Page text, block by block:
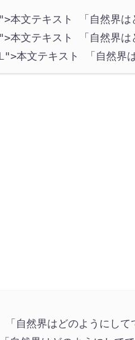
">本文テキスト 「自然界は
">本文テキスト 「自然界は
">本文テキスト 「自然界
自然界はどのようにして